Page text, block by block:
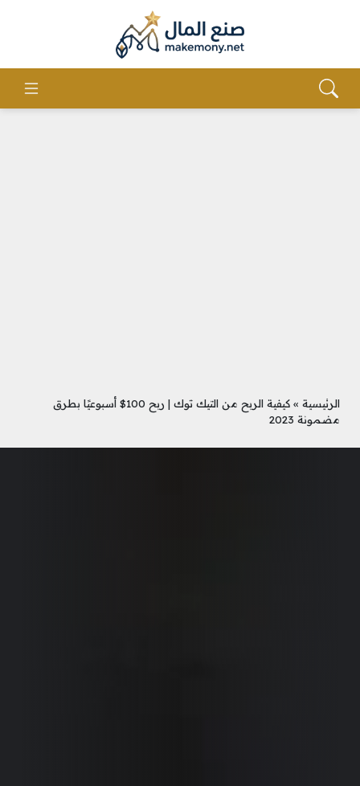
الرئيسية »
كيفية الربح من التيك توك | ربح 100$ أسبوعيًا بطرق
مضمونة 2023